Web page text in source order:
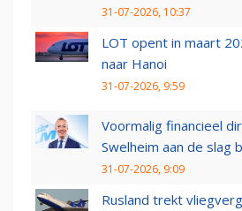
31-07-2026, 10:37
LOT opent in maart
naar Hanoi
31-07-2026, 9:59
Voormalig financieel
Swelheim aan de slag
31-07-2026, 9:09
Rusland trekt